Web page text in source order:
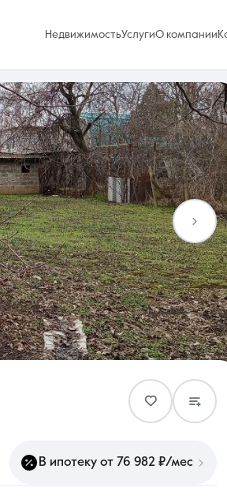
НедвижимостьУслугиО компании
Избранное
0 объявлений
Услуги
Контакты
В ипотеку от 76 982 ₽/мес